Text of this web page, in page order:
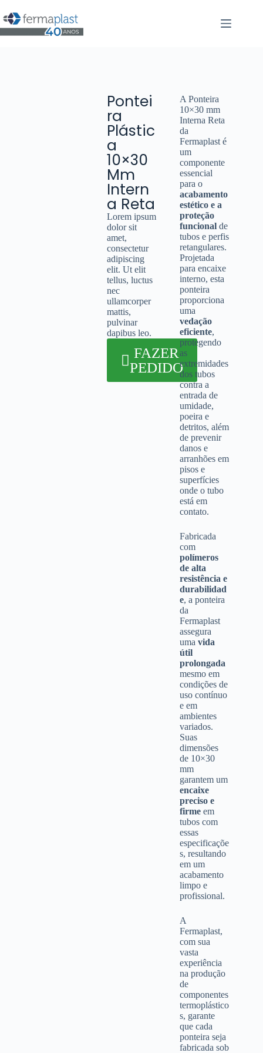
Pontei
ra
Plástic
a
10×30
Mm
Intern
a Reta
Lorem ipsum
dolor sit
amet,
consectetur
adipiscing
elit. Ut elit
tellus, luctus
nec
ullamcorper
mattis,
pulvinar
dapibus leo.
FAZER
PEDIDO
A Ponteira
10×30 mm
Interna Reta
da
Fermaplast é
um
componente
essencial
para o
acabamento
estético e a
proteção
funcional de
tubos e perfis
retangulares.
Projetada
para encaixe
interno, esta
ponteira
proporciona
uma
vedação
eficiente,
protegendo
as
extremidades
dos tubos
contra a
entrada de
umidade,
poeira e
detritos, além
de prevenir
danos e
arranhões em
pisos e
superfícies
onde o tubo
está em
contato.
Fabricada
com
polímeros
de alta
resistência e
durabilidad
e, a ponteira
da
Fermaplast
assegura
umavida
útil
prolongada
mesmo em
condições de
uso contínuo
e em
ambientes
variados.
Suas
dimensões
de 10×30
mm
garantem um
encaixe
preciso e
firme em
tubos com
essas
especificaçõe
s, resultando
em um
acabamento
limpo e
profissional.
A
Fermaplast,
com sua
vasta
experiência
na produção
de
componentes
termoplástico
s, garante
que cada
ponteira seja
fabricada sob